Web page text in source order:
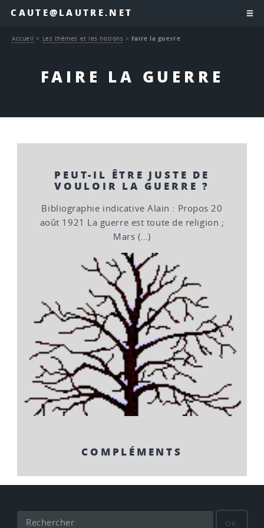
CAUTE@LAUTRE.NET
FAIRE LA GUERRE
Accueil > Les thèmes et les notions > Faire la guerre
PEUT-IL ÊTRE JUSTE DE
VOULOIR LA GUERRE ?
Bibliographie indicative Alain : Propos 20
août 1921 La guerre est toute de religion ;
Mars (…)
COMPLÉMENTS
OK